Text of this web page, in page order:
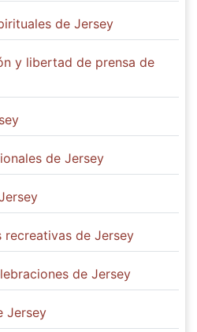
de Jersey
y libertad de prensa de
de Jersey
de Jersey
de Jersey
Jersey